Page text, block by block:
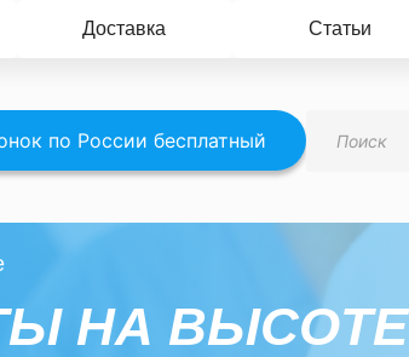
Доставка Статьи
по России бесплатный
товаров
НА ВЫСОТЕ